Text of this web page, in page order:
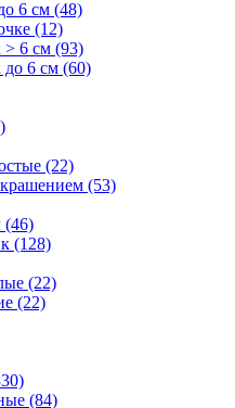
6 см (48)
(12)
> 6 см (93)
6 см (60)
(22)
(53)
(46)
(128)
(22)
(22)
(84)